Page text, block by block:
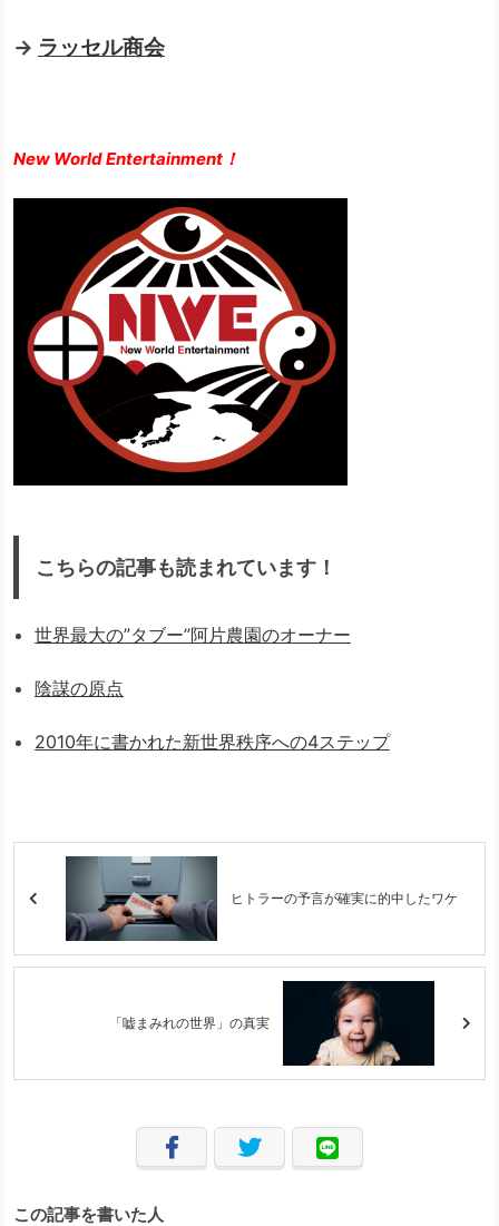
→ ラッセル商会
New World Entertainment！
こちらの記事も読まれています！
世界最大の”タブー”阿片農園のオーナー
陰謀の原点
2010年に書かれた新世界秩序への4ステップ
ヒトラーの予言が確実に的中したワケ
「嘘まみれの世界」の真実
この記事を書いた人